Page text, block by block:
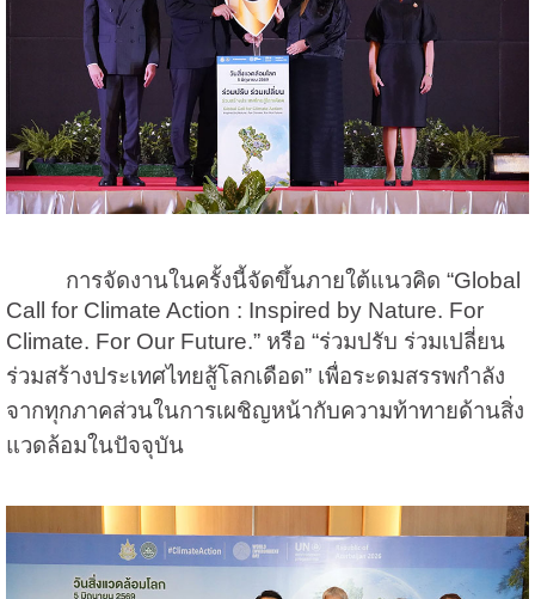
การจัดงานในครั้งนี้จัดขึ้นภายใต้แนวคิด “Global
Call for Climate Action : Inspired by Nature. For
Climate. For Our Future.” หรือ “ร่วมปรับ ร่วมเปลี่ยน
ร่วมสร้างประเทศไทยสู้โลกเดือด” เพื่อระดมสรรพกำลัง
จากทุกภาคส่วนในการเผชิญหน้ากับความท้าทายด้านสิ่ง
แวดล้อมในปัจจุบัน